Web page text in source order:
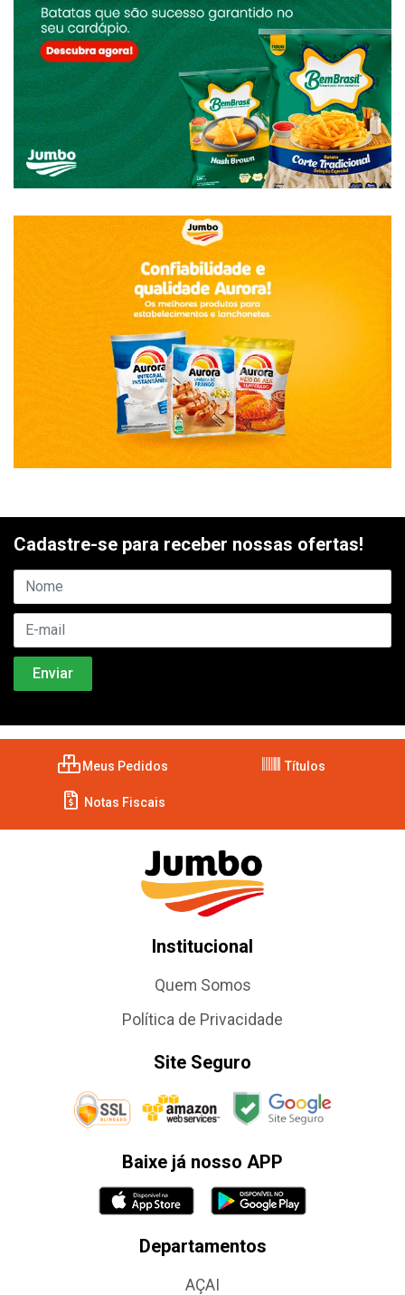
Cadastre-se para receber nossas ofertas!
Meus Pedidos Títulos
Notas Fiscais
Institucional
Quem Somos
Política de Privacidade
Site Seguro
Baixe já nosso APP
Departamentos
AÇAI